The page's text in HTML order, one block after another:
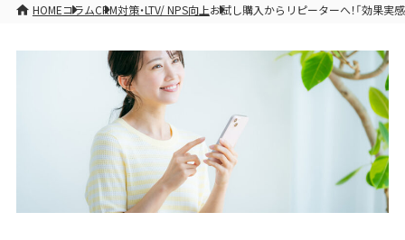
HOMEコラムCRM対策・LTV/ NPS向上お試し購入からリピーターへ！「効果実